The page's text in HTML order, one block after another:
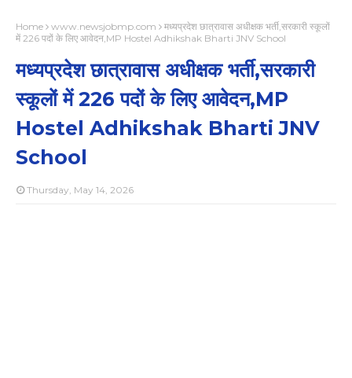
Home www.newsjobmp.com
मध्यप्रदेश छात्रावास अधीक्षक भर्ती,सरकारी स्कूलों
में 226 पदों के लिए आवेदन,MP Hostel Adhikshak Bharti JNV School
मध्यप्रदेश छात्रावास अधीक्षक भर्ती,सरकारी
स्कूलों में 226 पदों के लिए आवेदन,MP
Hostel Adhikshak Bharti JNV
School
Thursday, May 14, 2026